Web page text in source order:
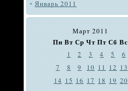
Январь 2011
Март 2011
Пн Вт Ср Чт Пт Сб Вс
1 2 3 4 5
6
7
8 9 10 11 12 13
14 15 16 17 18 19 20